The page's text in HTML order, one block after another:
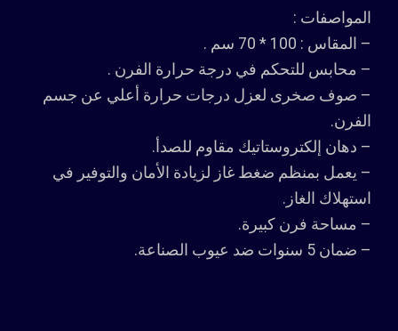
المواصفات :
– المقاس : 100 * 70 سم .
– محابس للتحكم في درجة حرارة الفرن .
– صوف صخرى لعزل درجات حرارة أعلي عن جسم
الفرن.
– دهان إلكتروستاتيك مقاوم للصدأ.
– يعمل بمنظم ضغط غاز لزيادة الأمان والتوفير في
استهلاك الغاز.
– مساحة فرن كبيرة.
– ضمان 5 سنوات ضد عيوب الصناعة.